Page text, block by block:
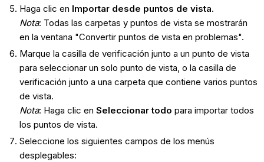
Haga clic en Importar desde puntos de vista.
Nota: Todas las carpetas y puntos de vista se mostrarán
en la ventana "Convertir puntos de vista en problemas".
Marque la casilla de verificación junto a un punto de vista
para seleccionar un solo punto de vista, o la casilla de
verificación junto a una carpeta que contiene varios puntos
de vista.
Nota: Haga clic en Seleccionar todo para importar todos
los puntos de vista.
Seleccione los siguientes campos de los menús
desplegables: